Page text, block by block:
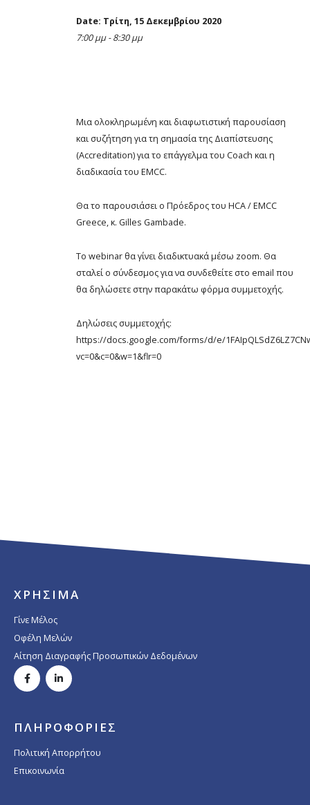
Date: Τρίτη, 15 Δεκεμβρίου 2020
7:00 μμ - 8:30 μμ
Μια ολοκληρωμένη και διαφωτιστική παρουσίαση
και συζήτηση για τη σημασία της Διαπίστευσης
(Accreditation) για το επάγγελμα του Coach και η
διαδικασία του EMCC.
Θα το παρουσιάσει ο Πρόεδρος του HCA / EMCC
Greece, κ. Gilles Gambade.
Το webinar θα γίνει διαδικτυακά μέσω zoom. Θα
σταλεί ο σύνδεσμος για να συνδεθείτε στο email που
θα δηλώσετε στην παρακάτω φόρμα συμμετοχής.
Δηλώσεις συμμετοχής:
https://docs.google.com/forms/d/e/
vc=0&c=0&w=1&flr=0
ΧΡΗΣΙΜΑ
Γίνε Μέλος
Οφέλη Μελών
Αίτηση Διαγραφής Προσωπικών Δεδομένων
ΠΛΗΡΟΦΟΡΙΕΣ
Πολιτική Απορρήτου
Επικοινωνία